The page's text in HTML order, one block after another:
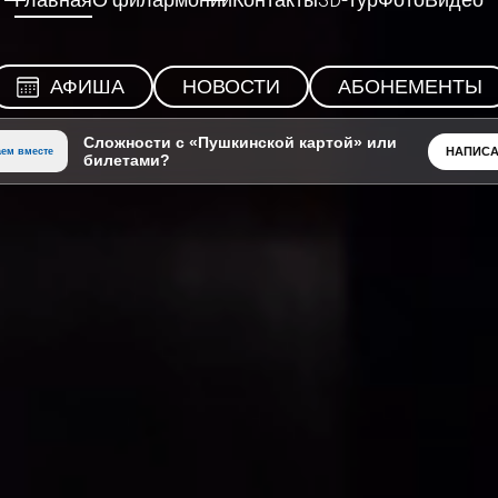
АФИША НОВОСТИ АБОНЕМЕНТЫ
вместе
Сложности с «Пушкинской картой» или
билетами?